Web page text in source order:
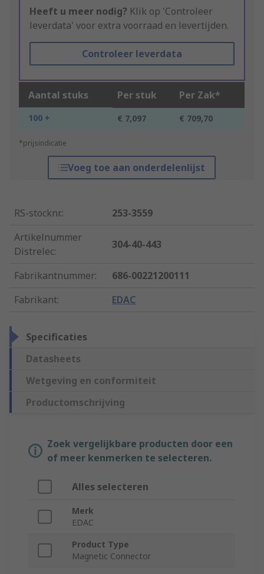
Heeft u meer nodig? Klik op 'Controleer
leverdata' voor extra voorraad en levertijden.
Controleer leverdata
Aantal stuks Per stuk Per Zak*
100 + € 7,097 € 709,70
*prijsindicatie
Voeg toe aan onderdelenlijst
RS-stocknr.:
253-3559
Artikelnummer
Distrelec:
304-40-443
Fabrikantnummer:
686-00221200111
Fabrikant: EDAC
Specificaties
Datasheets
Wetgeving en conformiteit
Productomschrijving
Zoek vergelijkbare producten door een
of meer kenmerken te selecteren.
Alles selecteren
Merk
EDAC
Product Type
Magnetic Connector